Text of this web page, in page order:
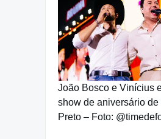
João Bosco e Vinícius
show de aniversário
Preto – Foto: